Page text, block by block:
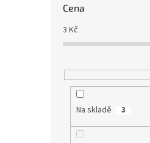
Cena
3 Kč
Na skladě 3